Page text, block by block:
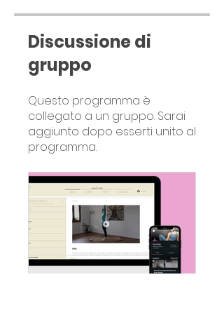
Discussione di
gruppo
Questo programma è
collegato a un gruppo. Sarai
aggiunto dopo esserti unito al
programma.